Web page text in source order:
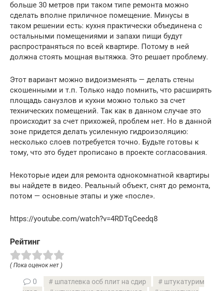
больше 30 метров при таком типе ремонта можно
сделать вполне приличное помещение. Минусы в
таком решении есть: кухня практически объединена с
остальными помещениями и запахи пищи будут
распространяться по всей квартире. Потому в ней
должна стоять мощная вытяжка. Это решает проблему.
Этот вариант можно видоизменять — делать стены
скошенными и т.п. Только надо помнить, что расширять
площадь санузлов и кухни можно только за счет
технических помещений. Так как в данном случае это
происходит за счет прихожей, проблем нет. Но в данной
зоне придется делать усиленную гидроизоляцию:
несколько слоев потребуется точно. Будьте готовы к
тому, что это будет прописано в проекте согласования.
Некоторые идеи для ремонта однокомнатной квартиры
вы найдете в видео. Реальный объект, снят до ремонта,
потом — основные этапы и уже «после».
https://youtube.com/watch?v=4RDTqCeedq8
Рейтинг
( Пока оценок нет )
0 шпатлевка осб плит на сдир
штукатурим